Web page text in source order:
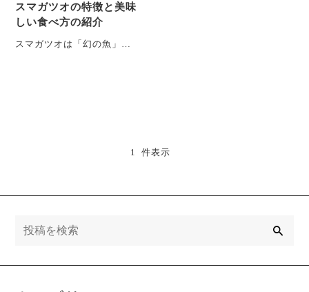
スマガツオの特徴と美味
しい食べ方の紹介
スマガツオは「幻の魚」と
1 件表示